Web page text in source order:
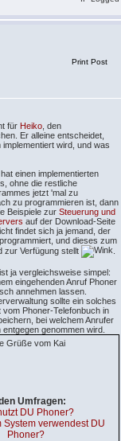
Print Post
für Heiko , den
Er alleine entscheidet,
wird, und was
einen implementierten
ohne die restliche
jetzt 'mal zu
zu programmieren ist, dann
Beispiele zur Steuerung und
auf der Download-Seite
findet sich ja jemand, der
und dieses zum
zur Verfügung stellt
ja vergleichsweise simpel:
eingehenden Anruf Phoner
annehmen lassen.
sollte ein solches
vom Phoner-Telefonbuch in
bei welchem Anrufer
genommen wird.
Grüße vom Kai
Umfragen:
DU Phoner?
System verwendest DU
Phoner?